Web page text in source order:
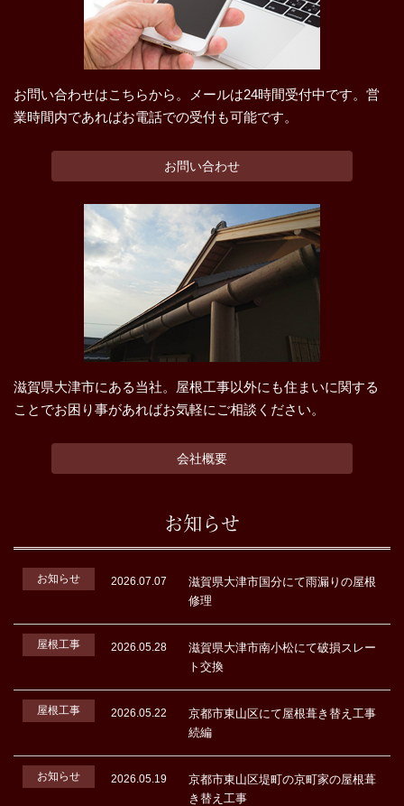
お問い合わせはこちらから。メールは24時間受付中です。営
業時間内であればお電話での受付も可能です。
お問い合わせ
滋賀県大津市にある当社。屋根工事以外にも住まいに関する
ことでお困り事があればお気軽にご相談ください。
会社概要
お知らせ
お知らせ 2026.07.07
滋賀県大津市国分にて雨漏りの屋根
修理
屋根工事 2026.05.28
滋賀県大津市南小松にて破損スレー
ト交換
屋根工事 2026.05.22
京都市東山区にて屋根葺き替え工事
続編
お知らせ 2026.05.19
京都市東山区堤町の京町家の屋根葺
き替え工事